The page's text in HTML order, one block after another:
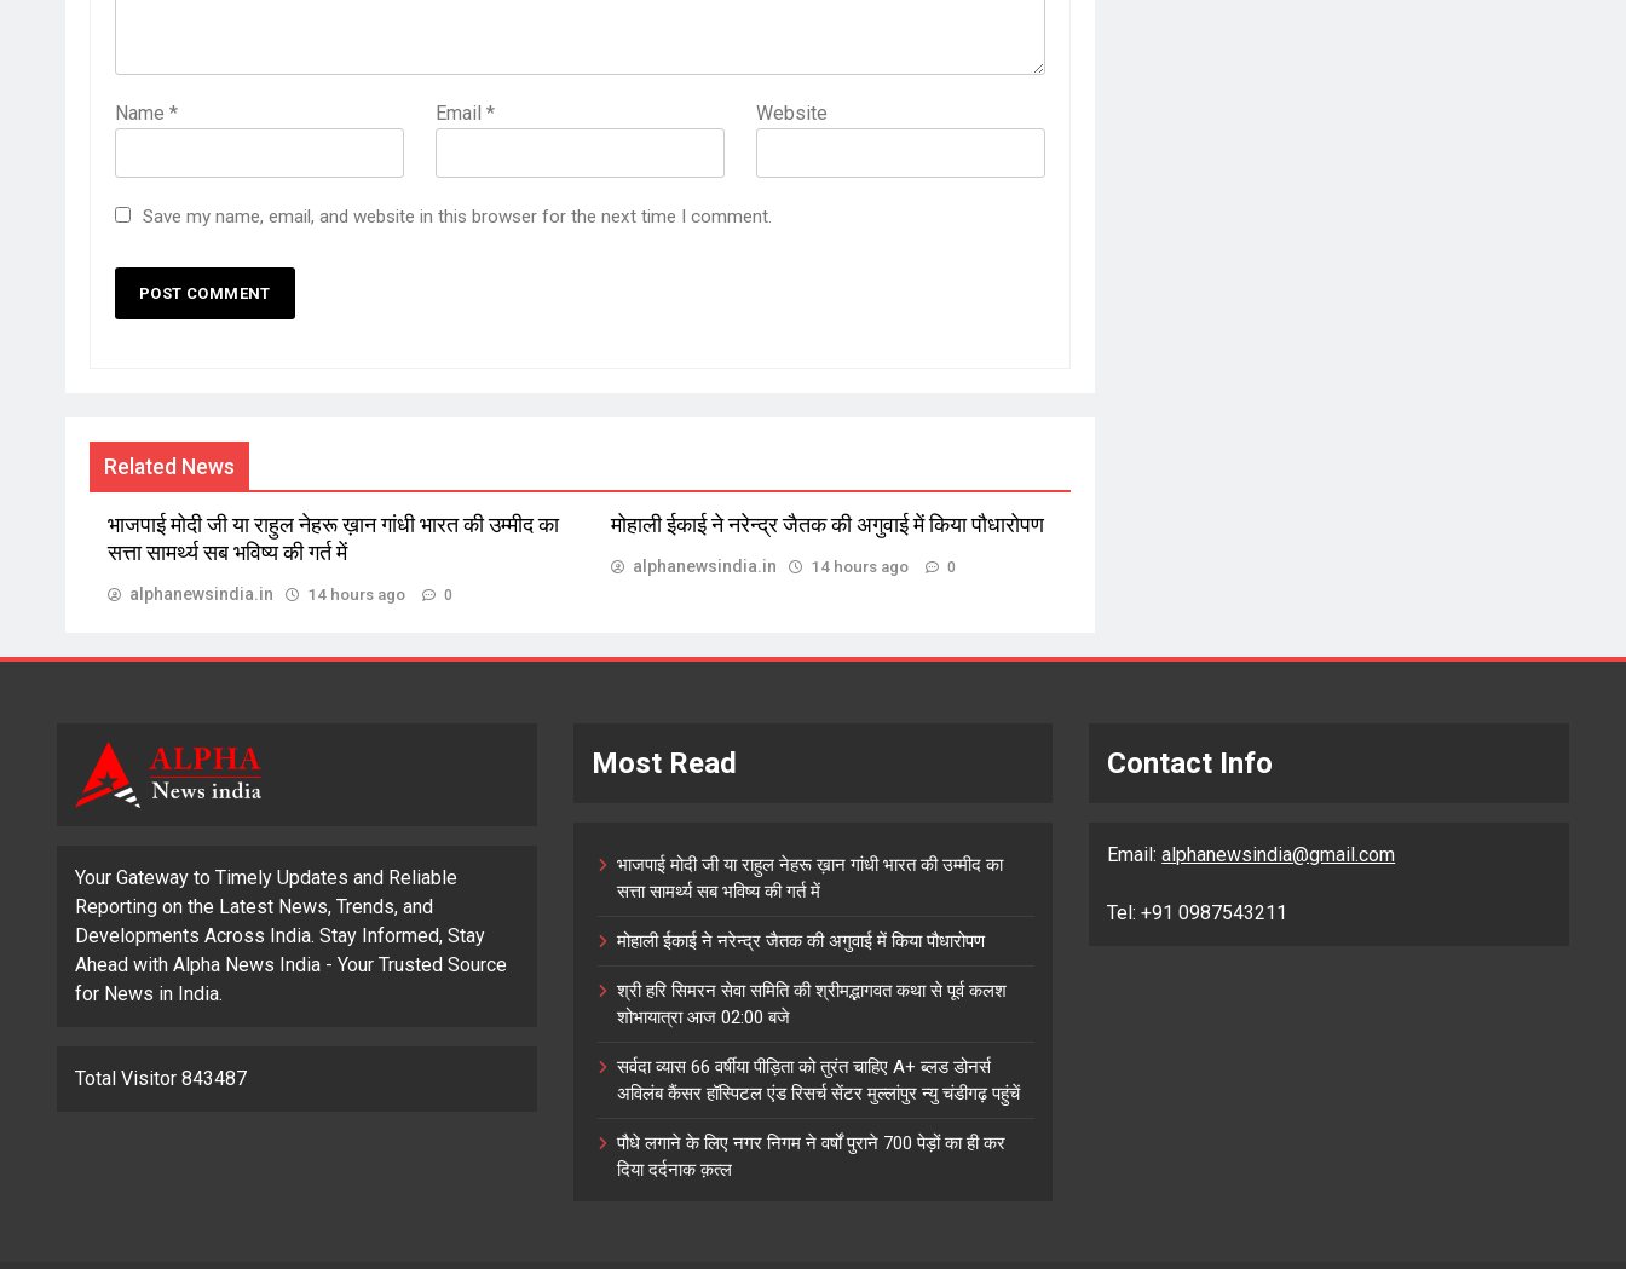
Name * Email* Website
Save my name, email, and website in this browser for the next time I comment.
Related News
भाजपाई मोदी जी या राहुल नेहरू ख़ान गांधी भारत की उम्मीद का
सत्ता सामर्थ्य सब भविष्य की गर्त में
alphanewsindia.in 14 hours ago 0
मोहाली ईकाई ने नरेन्द्र जैतक की अगुवाई में किया पौधारोपण
alphanewsindia.in 14 hours ago 0
Your Gateway to Timely Updates and Reliable
Reporting on the Latest News, Trends, and
Developments Across India. Stay Informed, Stay
Ahead with Alpha News India - Your Trusted Source
for News in India.
Total Visitor 843487
Most Read
भाजपाई मोदी जी या राहुल नेहरू ख़ान गांधी भारत की उम्मीद का
सत्ता सामर्थ्य सब भविष्य की गर्त में
मोहाली ईकाई ने नरेन्द्र जैतक की अगुवाई में किया पौधारोपण
श्री हरि सिमरन सेवा समिति की श्रीमद्भागवत कथा से पूर्व कलश
शोभायात्रा आज 02:00 बजे
सर्वदा व्यास 66 वर्षीया पीड़िता को तुरंत चाहिए A+ ब्लड डोनर्स
अविलंब कैंसर हॉस्पिटल एंड रिसर्च सेंटर मुल्लांपुर न्यु चंडीगढ़ पहुंचें
पौधे लगाने के लिए नगर निगम ने वर्षों पुराने 700 पेड़ों का ही कर
दिया दर्दनाक क़त्ल
Contact Info
Email:alphanewsindia@gmail.com
Tel: +91 0987543211